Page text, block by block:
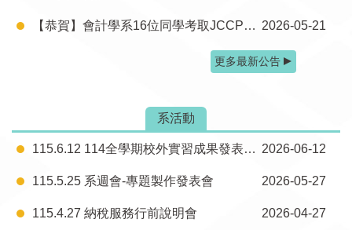
【恭賀】會計學系16位同學考取JCCP電腦稽核軟體應用師證照 2026-05-21
更多最新公告
系活動
115.6.12 114全學期校外實習成果發表會暨115暑期校外實習行前說明會 2026-06-12
115.5.25 系週會-專題製作發表會 2026-05-27
115.4.27 納稅服務行前說明會 2026-04-27